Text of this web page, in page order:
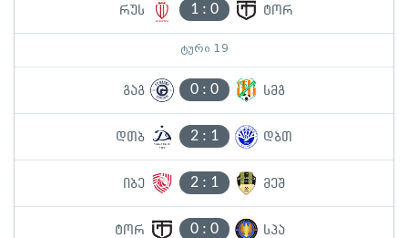
რუს 1: 0 ტორ
ტური 19
გაგ 0: 0 სმგ
დთბ 2: 1 დბთ
იბე 2: 1 მეშ
ტორ 0: 0 სპა